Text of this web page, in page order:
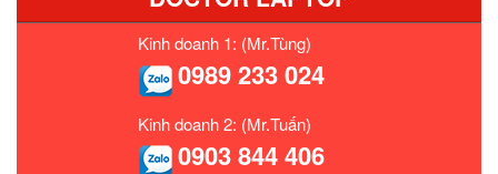
Kinh doanh 1: (Mr.Tùng)
0989 233 024
Kinh doanh 2: (Mr.Tuấn)
0903 844 406